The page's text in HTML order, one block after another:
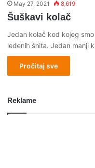
May 27, 2021 8,619
Šuškavi kolač
Jedan kolač kod kojeg
ledenih šnita. Jedan manji
Pročitaj sve
Reklame